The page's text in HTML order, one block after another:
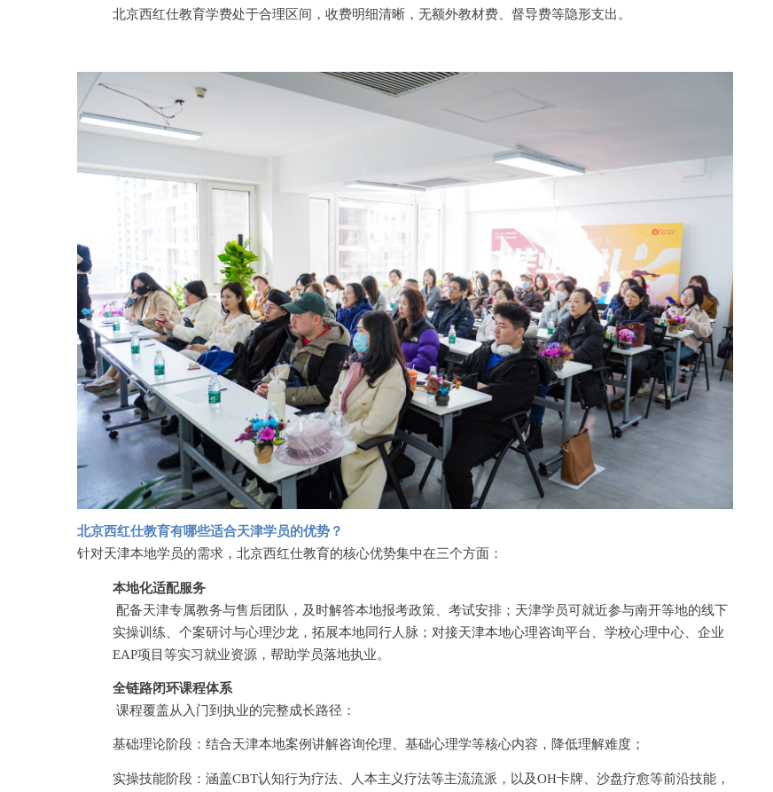
北京西红仕教育学费处于合理区间，收费明细清晰，无额外教材费、督导费等隐形支出。
北京西红仕教育有哪些适合天津学员的优势？
针对天津本地学员的需求，北京西红仕教育的核心优势集中在三个方面：
本地化适配服务
配备天津专属教务与售后团队，及时解答本地报考政策、考试安排；天津学员可就近参与南开等地的线下
实操训练、个案研讨与心理沙龙，拓展本地同行人脉；对接天津本地心理咨询平台、学校心理中心、企业
EAP项目等实习就业资源，帮助学员落地执业。
全链路闭环课程体系
课程覆盖从入门到执业的完整成长路径：
基础理论阶段：结合天津本地案例讲解咨询伦理、基础心理学等核心内容，降低理解难度；
实操技能阶段：涵盖CBT认知行为疗法、人本主义疗法等主流流派，以及OH卡牌、沙盘疗愈等前沿技能，